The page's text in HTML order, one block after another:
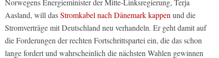
Norwegens Energieminister der Mitte-Linksregierung, Terja
Aasland, will dasStromkabel nach Dänemark kappen und die
Stromverträge mit Deutschland neu verhandeln. Er geht damit auf
die Forderungen der rechten Fortschrittspartei ein, die das schon
lange fordert und wahrscheinlich die nächsten Wahlen gewinnen